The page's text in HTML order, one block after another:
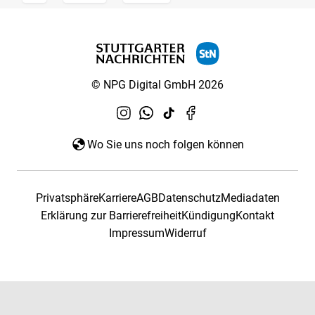
© NPG Digital GmbH 2026
Wo Sie uns noch folgen können
PrivatsphäreKarriereAGBDatenschutzMediadaten
Erklärung zur BarrierefreiheitKündigungKontakt
ImpressumWiderruf